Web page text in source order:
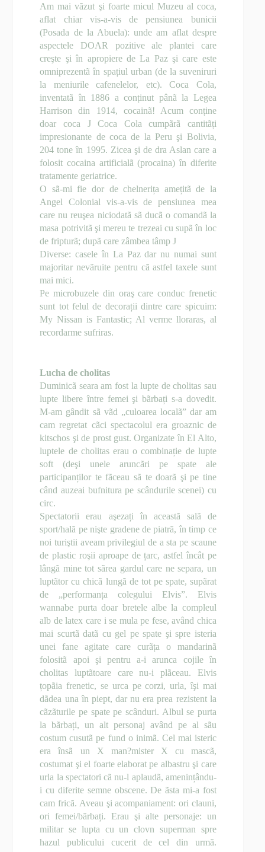
Am mai vãzut şi foarte micul Muzeu al coca,
aflat chiar vis-a-vis de pensiunea bunicii
(Posada de la Abuela): unde am aflat despre
aspectele DOAR pozitive ale plantei care
creşte şi în apropiere de La Paz şi care este
omniprezentã în spațiul urban (de la suveniruri
la meniurile cafenelelor, etc). Coca Cola,
inventatã în 1886 a conținut pânã la Legea
Harrison din 1914, cocainã! Acum conține
doar coca JCoca Cola cumpãrã cantitãți
impresionante de coca de la Peru şi Bolivia,
204 tone în 1995. Zicea şi de dra Aslan care a
folosit cocaina artificialã (procaina) în diferite
tratamente geriatrice.
O sã-mi fie dor de chelnerița amețitã de la
Angel Colonial vis-a-vis de pensiunea mea
care nu reuşea niciodatã sã ducã o comandã la
masa potrivitã şi mereu te trezeai cu supã în loc
de fripturã; dupã care zâmbea tâmpJ
Diverse: casele în La Paz dar nu numai sunt
majoritar nevãruite pentru cã astfel taxele sunt
mai mici.
Pe microbuzele din oraş care conduc frenetic
sunt tot felul de decorații dintre care spicuim:
My Nissan is Fantastic; Al verme lloraras, al
recordarme sufriras.
Lucha de cholitas
Duminicã seara am fost la lupte de cholitas sau
lupte libere între femei şi bãrbați s-a dovedit.
M-am gândit sã vãd „culoarea localã” dar am
cam regretat cãci spectacolul era groaznic de
kitschos şi de prost gust. Organizate în El Alto,
luptele de cholitas erau o combinație de lupte
soft (deşi unele aruncãri pe spate ale
participanților te fãceau sã te doarã şi pe tine
când auzeai bufnitura pe scândurile scenei) cu
circ.
Spectatorii erau aşezați în aceastã salã de
sport/halã pe nişte gradene de piatrã, în timp ce
noi turiştii aveam privilegiul de a sta pe scaune
de plastic roşii aproape de țarc, astfel încât pe
lângã mine tot sãrea gardul care ne separa, un
luptãtor cu chicã lungã de tot pe spate, supãrat
de „performanța colegului Elvis”. Elvis
wannabe purta doar bretele albe la compleul
alb de latex care i se mula pe fese, având chica
mai scurtã datã cu gel pe spate şi spre isteria
unei fane agitate care curãța o mandarinã
folositã apoi şi pentru a-i arunca cojile în
cholitas luptãtoare care nu-i plãceau. Elvis
țopãia frenetic, se urca pe corzi, urla, îşi mai
dãdea una în piept, dar nu era prea rezistent la
cãzãturile pe spate pe scânduri. Albul se purta
la bãrbați, un alt personaj având pe al sãu
costum cusutã pe fund o inimã. Cel mai isteric
era însã un X man?mister X cu mascã,
costumat şi el foarte elaborat pe albastru şi care
urla la spectatori cã nu-l aplaudã, amenințându-
i cu diferite semne obscene. De ãsta mi-a fost
cam fricã. Aveau şi acompaniament: ori clauni,
ori femei/bãrbați. Erau şi alte personaje: un
militar se lupta cu un clovn superman spre
hazul publicului cucerit de cel din urmã.